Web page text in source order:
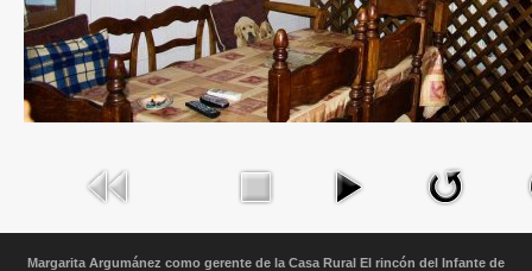
Margarita Argumánez como gerente de la Casa Rural El rincón del Infante de